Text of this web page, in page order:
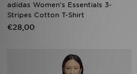
adidas Women's Essentials 3-
Stripes Cotton T-Shirt
€28,00